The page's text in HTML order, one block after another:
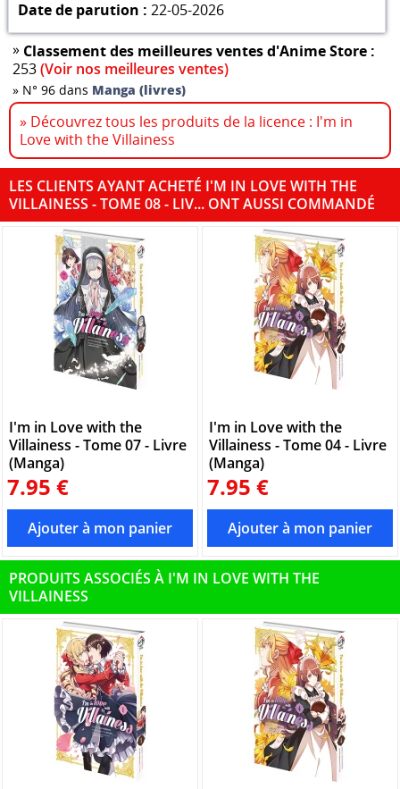
Date de parution : 22-05-2026
» Classement des meilleures ventes d'Anime Store :
253(Voir nos meilleures ventes)
» N° 96 dans Manga (livres)
» Découvrez tous les produits de la licence : I'm in
Love with the Villainess
LES CLIENTS AYANT ACHETÉ I'M IN LOVE WITH THE
VILLAINESS - TOME 08 - LIV... ONT AUSSI COMMANDÉ
I'm in Love with the
Villainess - Tome 07 - Livre
(Manga)
7.95 €
I'm in Love with the
Villainess - Tome 04 - Livre
(Manga)
7.95 €
PRODUITS ASSOCIÉS À I'M IN LOVE WITH THE
VILLAINESS